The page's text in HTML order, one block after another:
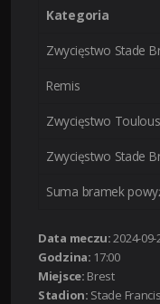
Kategoria
Zwycięstwo Stade
Remis
Zwycięstwo
Zwycięstwo Stade
Suma bramek
Data meczu: 2024-09-
Godzina: 17:00
Miejsce: Brest
Stadion: Stade